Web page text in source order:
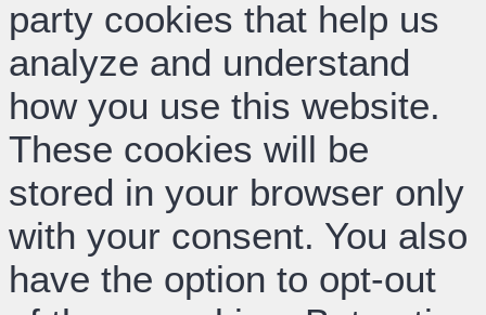
party cookies that help us
analyze and understand
how you use this website.
These cookies will be
stored in your browser only
with your consent. You also
have the option to opt-out